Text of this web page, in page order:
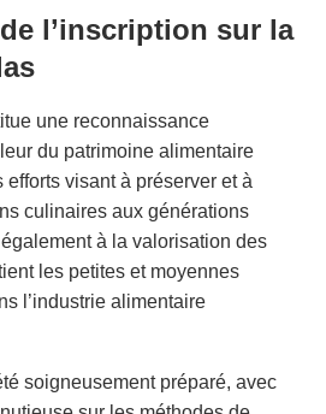
l’inscription sur la
une reconnaissance
du patrimoine alimentaire
visant à préserver et à
culinaires aux générations
à la valorisation des
les petites et moyennes
l’industrie alimentaire
soigneusement préparé, avec